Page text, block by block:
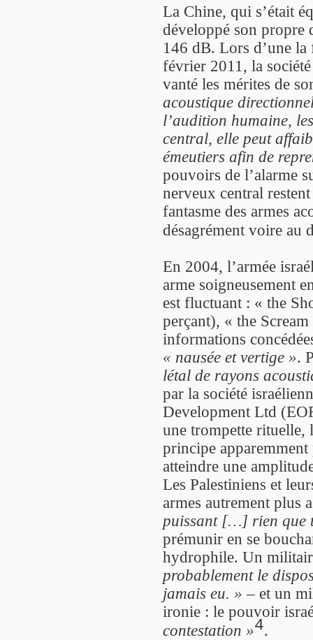
La Chine, qui s’était
développé son propre
146 dB. Lors d’une
février 2011, la
vanté les mérites de
acoustique
l’audition humaine,
central, elle peut
émeutiers afin de
pouvoirs de l’alarme
nerveux central
fantasme des armes
désagrément voire au
En 2004, l’armée
arme soigneusement
est fluctuant : « the
perçant), « the
informations
« nausée et vertige ».
létal de rayons
par la société
Development Ltd
une trompette
principe
atteindre une
Les Palestiniens et
armes autrement plus
puissant […] rien que
prémunir en se
hydrophile. Un
probablement le
jamais eu. » – et un
ironie : le pouvoir
contestation »4.